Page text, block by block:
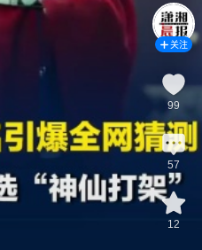
关注
99
57
12